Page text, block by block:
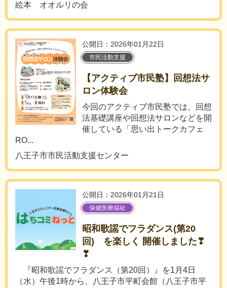
絵本 オオルリの会
公開日：2026年01月22日
市民活動支援
【アクティブ市民塾】回想法サ
ロン体験会
今回のアクティブ市民塾では、回想
法基礎講座や回想法サロンなどを開
催している「思い出トークカフェ
RO...
八王子市市民活動支援センター
公開日：2026年01月21日
保健医療福祉
昭和歌謡でフラダンス(第20
回) を楽しく 開催しました❣
❣
『昭和歌謡でフラダンス（第20回）』を1月4日
（水）午後1時から、八王子市平町会館（八王子市平